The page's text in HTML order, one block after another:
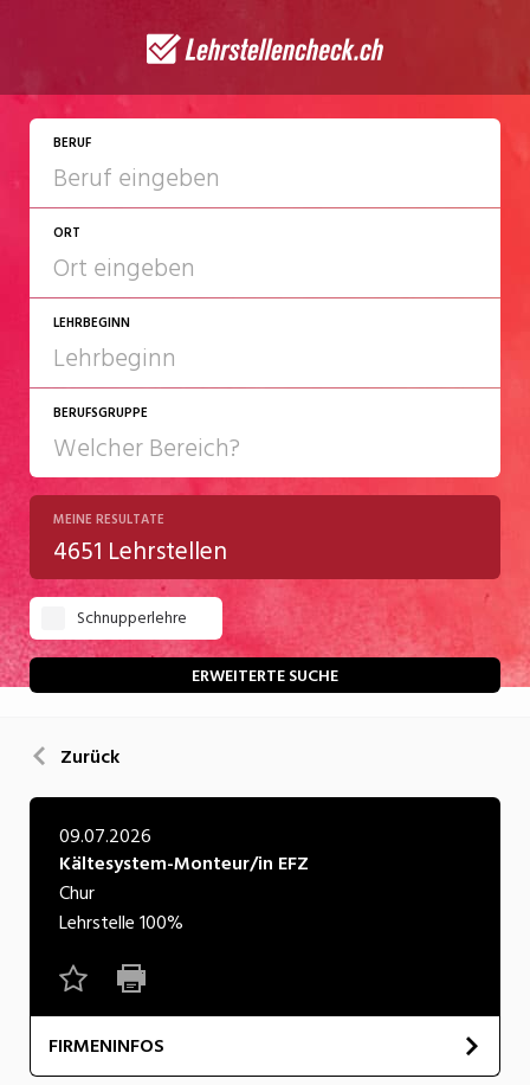
BERUF
ORT
LEHRBEGINN
2027
2028
BERUFSGRUPPE
Chemie/Pharma
Gastgewerbe
Gesundheit/Pflege/Soziales
Handwerk/Technik
Kultur
Natur
Verkehr/Logistik
Wirtschaft/Verwaltung
MEINE RESULTATE
4651 Lehrstellen
Schnupperlehre
ERWEITERTE SUCHE
Zurück
09.07.2026
Kältesystem-Monteur/in EFZ
Chur
Lehrstelle100%
FIRMENINFOS